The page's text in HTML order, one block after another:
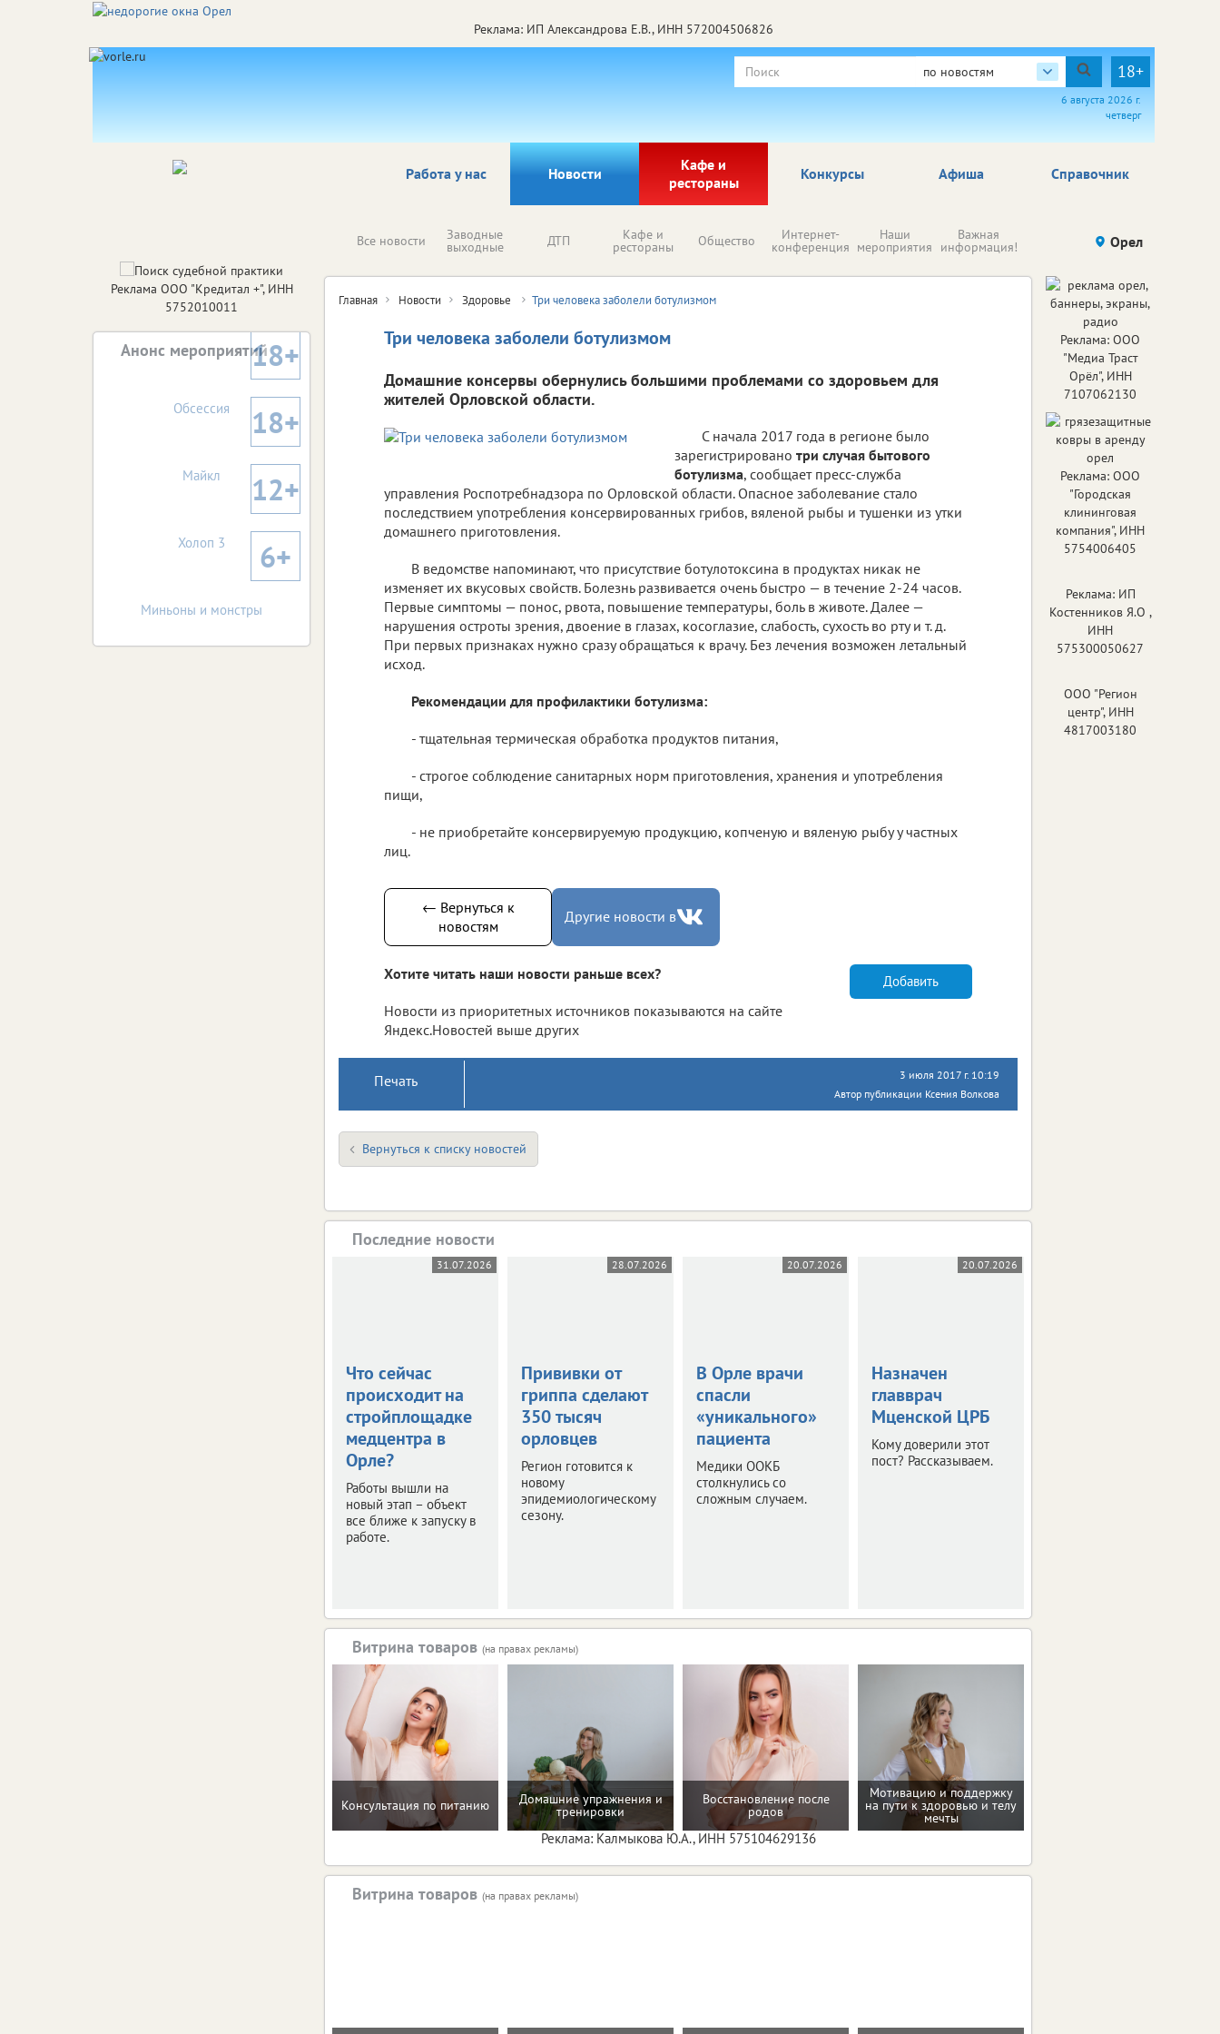
Реклама: ИП Александрова Е.В., ИНН 572004506826
по новостям 18+
6 августа 2026 г.
четверг
Работа у нас Новости
Кафе и
рестораны
Афиша Справочник
Конкурсы
Все новости Заводные
выходные ДТП Кафе и
рестораны Общество Интернет-
конференция
Наши
мероприятия
Важная
информация! Происшествия Здоровье
Орел
Главная Новости Здоровье Три человека заболели ботулизмом
Три человека заболели ботулизмом
Домашние консервы обернулись большими проблемами со здоровьем для
жителей Орловской области.
С начала 2017 года в регионе было
зарегистрировано три случая бытового
ботулизма, сообщает пресс-служба
управления Роспотребнадзора по Орловской области. Опасное заболевание стало
последствием употребления консервированных грибов, вяленой рыбы и тушенки из утки
домашнего приготовления.
В ведомстве напоминают, что присутствие ботулотоксина в продуктах никак не
изменяет их вкусовых свойств. Болезнь развивается очень быстро — в течение 2-24 часов.
Первые симптомы — понос, рвота, повышение температуры, боль в животе. Далее —
нарушения остроты зрения, двоение в глазах, косоглазие, слабость, сухость во рту и т. д.
При первых признаках нужно сразу обращаться к врачу. Без лечения возможен летальный
исход.
Рекомендации для профилактики ботулизма:
- тщательная термическая обработка продуктов питания,
- строгое соблюдение санитарных норм приготовления, хранения и употребления
пищи,
- не приобретайте консервируемую продукцию, копченую и вяленую рыбу у частных
лиц.
← Вернуться к
новостям
Другие новости в
Хотите читать наши новости раньше всех?
Новости из приоритетных источников показываются на сайте
Яндекс.Новостей выше других
Добавить
Печать
3 июля 2017 г. 10:19
Автор публикации Ксения Волкова
Вернуться к списку новостей
Последние новости
31.07.2026
Что сейчас
происходит на
стройплощадке
медцентра в
Орле?
Работы вышли на
новый этап – объект
все ближе к запуску в
работе.
28.07.2026
Прививки от
гриппа сделают
350 тысяч
орловцев
Регион готовится к
новому
эпидемиологическому
сезону.
20.07.2026
В Орле врачи
спасли
«уникального»
пациента
Медики ООКБ
столкнулись со
сложным случаем.
20.07.2026
Назначен
главврач
Мценской ЦРБ
Кому доверили этот
пост? Рассказываем.
Витрина товаров (на правах рекламы)
Консультация по питанию Домашние упражнения и
тренировки
Восстановление после
родов
Мотивацию и поддержку
на пути к здоровью и телу
мечты
Реклама: Калмыкова Ю.А., ИНН 575104629136
Витрина товаров (на правах рекламы)
Реклама ООО "Кредитал +", ИНН
5752010011
Анонс мероприятий18+
Обсессия 18+
Майкл 12+
Холоп 3 6+
Миньоны и монстры
Реклама: ООО
"Медиа Траст
Орёл", ИНН
7107062130
Реклама: ООО
"Городская
клининговая
компания", ИНН
5754006405
Реклама: ИП
Костенников Я.О ,
ИНН
575300050627
ООО "Регион
центр", ИНН
4817003180